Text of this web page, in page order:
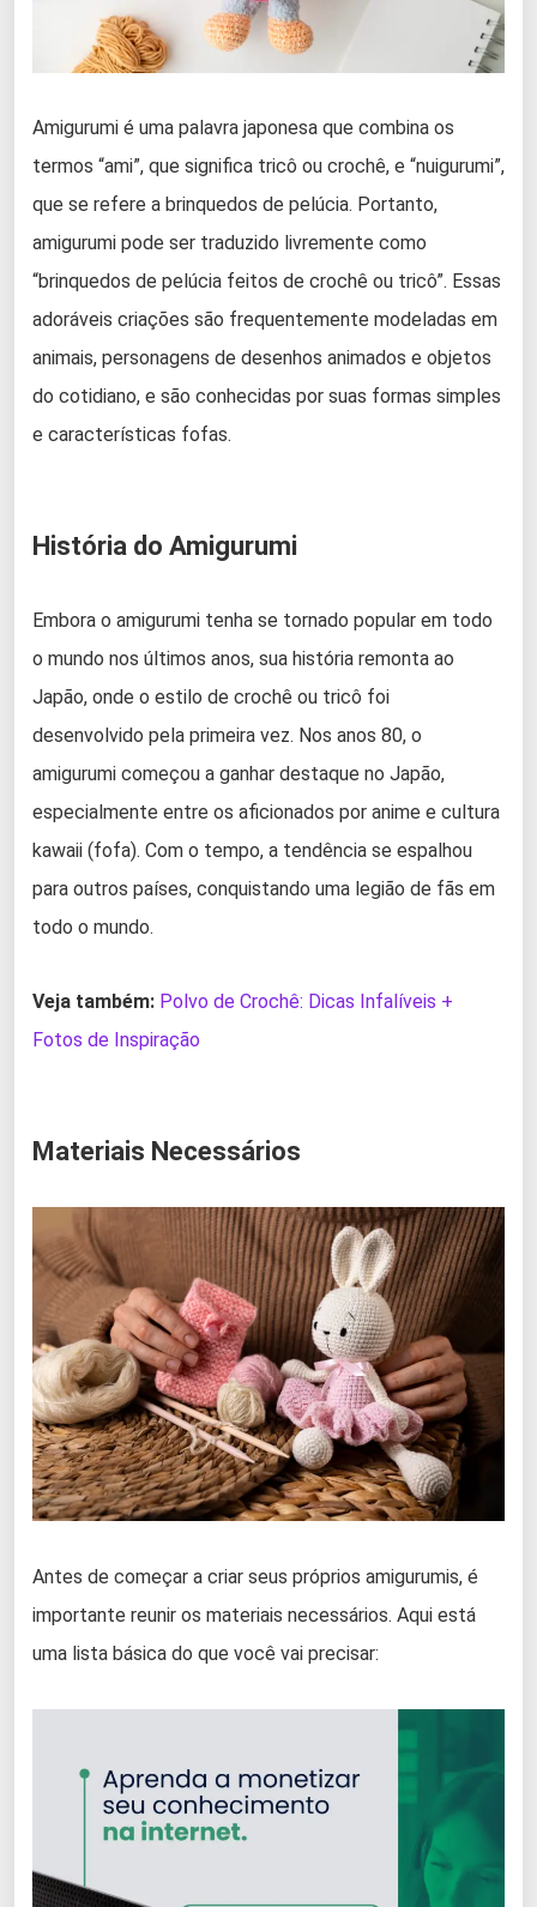
Amigurumi é uma palavra japonesa que combina os
termos “ami”, que significa tricô ou crochê, e “nuigurumi”,
que se refere a brinquedos de pelúcia. Portanto,
amigurumi pode ser traduzido livremente como
“brinquedos de pelúcia feitos de crochê ou tricô”. Essas
adoráveis criações são frequentemente modeladas em
animais, personagens de desenhos animados e objetos
do cotidiano, e são conhecidas por suas formas simples
e características fofas.
História do Amigurumi
Embora o amigurumi tenha se tornado popular em todo
o mundo nos últimos anos, sua história remonta ao
Japão, onde o estilo de crochê ou tricô foi
desenvolvido pela primeira vez. Nos anos 80, o
amigurumi começou a ganhar destaque no Japão,
especialmente entre os aficionados por anime e cultura
kawaii (fofa). Com o tempo, a tendência se espalhou
para outros países, conquistando uma legião de fãs em
todo o mundo.
Veja também: Polvo de Crochê: Dicas Infalíveis +
Fotos de Inspiração
Materiais Necessários
Antes de começar a criar seus próprios amigurumis, é
importante reunir os materiais necessários. Aqui está
uma lista básica do que você vai precisar: